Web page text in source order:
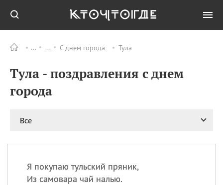
С днем города Тула
Тула - поздравления с днем
города
Все
Я покупаю тульский пряник,
Из самовара чай налью.
ПРАЗДНИКИ
09.08 День памяти
великомученика и
Николая Чудотворца
11.08 День полета на
11.08 День Святой Клары —